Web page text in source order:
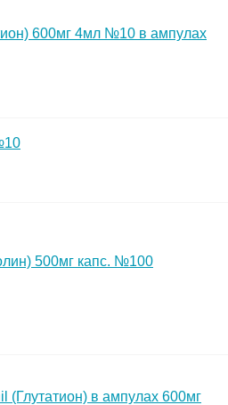
600мг 4мл №10 в ампулах
500мг капс. №100
(Глутатион) в ампулах 600мг